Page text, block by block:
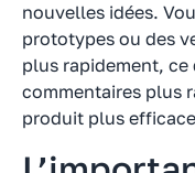
nouvelles idées.
prototypes ou des
plus rapidement, ce
commentaires plus
produit plus